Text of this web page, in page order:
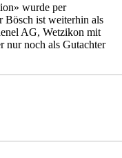
wurde per
Bösch ist weiterhin als
AG, Wetzikon mit
nur noch als Gutachter